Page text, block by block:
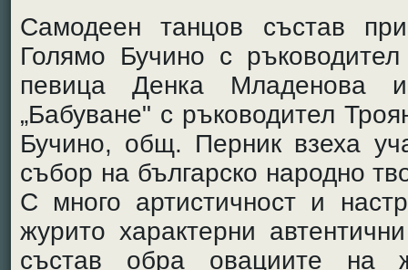
Самодеен танцов състав
Голямо Бучино с
певица Денка Младенова
„Бабуване" с ръководител
Бучино, общ. Перник взеха
събор на българско народно
С много артистичност и
журито характерни
състав обра овациите на